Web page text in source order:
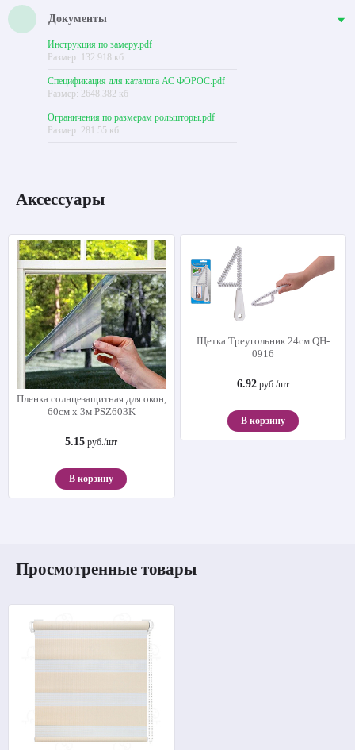
Документы
Инструкция по замеру.pdf
Размер: 132.918 кб
Спецификация для каталога АС ФОРОС.pdf
Размер: 2648.382 кб
Ограничения по размерам рольшторы.pdf
Размер: 281.55 кб
Аксессуары
Пленка солнцезащитная для окон,
60см х 3м PSZ603K
5.15 руб./шт
В корзину
Щетка Треугольник 24см QH-
0916
6.92руб./шт
В корзину
Просмотренные товары